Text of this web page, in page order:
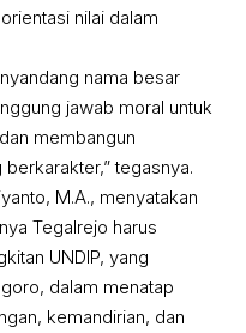
nilai dalam
nama besar
jawab moral untuk
membangun
tegasnya.
M.A., menyatakan
Tegalrejo harus
UNDIP, yang
dalam menatap
kemandirian, dan